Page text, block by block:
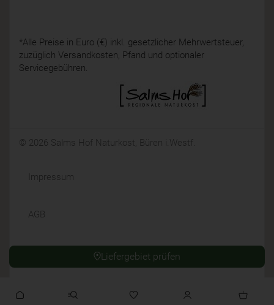
Liefergebiet prüfen
*Alle Preise in Euro (€) inkl. gesetzlicher Mehrwertsteuer,
zuzüglich Versandkosten, Pfand und optionaler
Servicegebühren.
© 2026 Salms Hof Naturkost, Büren i.Westf.
Impressum
AGB
Widerrufsrecht